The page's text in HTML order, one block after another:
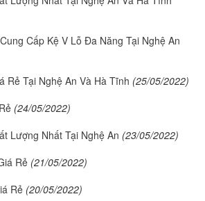
Cấp Kệ V Lỗ Đa Năng Tại Nghệ An
Rẻ Tại Nghệ An Và Hà Tĩnh (25/05/2022)
(24/05/2022)
Lượng Nhất Tại Nghệ An (23/05/2022)
Rẻ (21/05/2022)
Rẻ (20/05/2022)